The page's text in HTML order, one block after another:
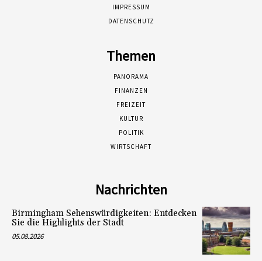
IMPRESSUM
DATENSCHUTZ
Themen
PANORAMA
FINANZEN
FREIZEIT
KULTUR
POLITIK
WIRTSCHAFT
Nachrichten
Birmingham Sehenswürdigkeiten: Entdecken
Sie die Highlights der Stadt
05.08.2026